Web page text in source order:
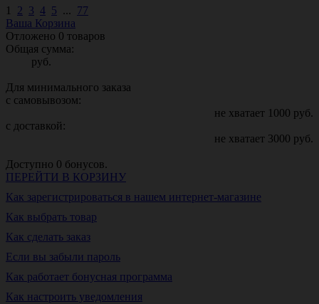
1 2 3 4 5 ... 77
Ваша Корзина
Отложено 0 товаров
Общая сумма:
руб.
Для минимального заказа
с самовывозом:
не хватает 1000 руб.
с доставкой:
не хватает 3000 руб.
Доступно 0 бонусов.
ПЕРЕЙТИ В КОРЗИНУ
Как зарегистрироваться в нашем интернет-магазине
Как выбрать товар
Как сделать заказ
Если вы забыли пароль
Как работает бонусная программа
Как настроить уведомления